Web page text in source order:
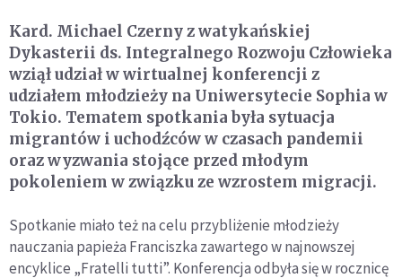
Kard. Michael Czerny z watykańskiej
Dykasterii ds. Integralnego Rozwoju Człowieka
wziął udział w wirtualnej konferencji z
udziałem młodzieży na Uniwersytecie Sophia w
Tokio. Tematem spotkania była sytuacja
migrantów i uchodźców w czasach pandemii
oraz wyzwania stojące przed młodym
pokoleniem w związku ze wzrostem migracji.
Spotkanie miało też na celu przybliżenie młodzieży
nauczania papieża Franciszka zawartego w najnowszej
encyklice „Fratelli tutti”. Konferencja odbyła się w rocznicę